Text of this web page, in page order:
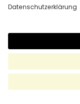
Ein detaillierter
Time-to-Hire-
sollten klare
Prozesses
dass der